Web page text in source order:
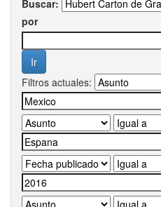
Buscar:
por
Filtros actuales: